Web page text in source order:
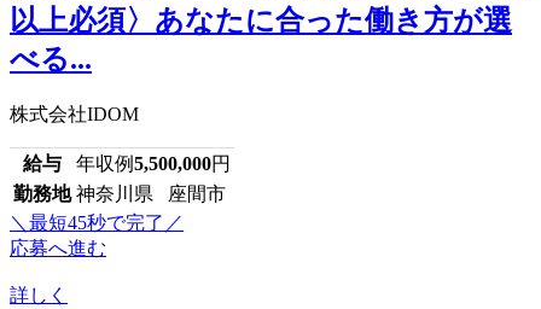
以上必須〉あなたに合った働き方が選
べる...
株式会社IDOM
給与 年収例5,500,000円
勤務地 神奈川県 座間市
＼最短45秒で完了／
応募へ進む
詳しく